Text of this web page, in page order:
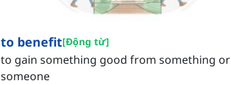
to benefit[Động từ]
to gain something good from something or
someone